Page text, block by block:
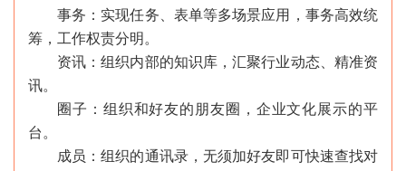
事务：实现任务、表单等多场景应用，事务高效统
筹，工作权责分明。
资讯：组织内部的知识库，汇聚行业动态、精准资
讯。
圈子：组织和好友的朋友圈，企业文化展示的平
台。
成员：组织的通讯录，无须加好友即可快速查找对